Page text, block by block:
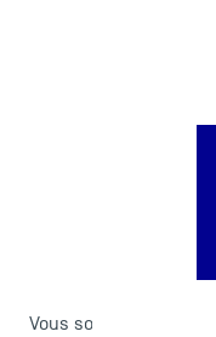
Vous souhaitez